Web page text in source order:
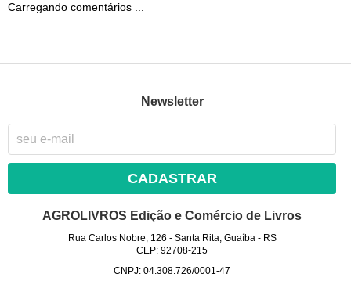
Carregando comentários ...
Newsletter
CADASTRAR
AGROLIVROS Edição e Comércio de Livros
Rua Carlos Nobre, 126 - Santa Rita, Guaíba- RS
CEP: 92708-215
CNPJ: 04.308.726/0001-47